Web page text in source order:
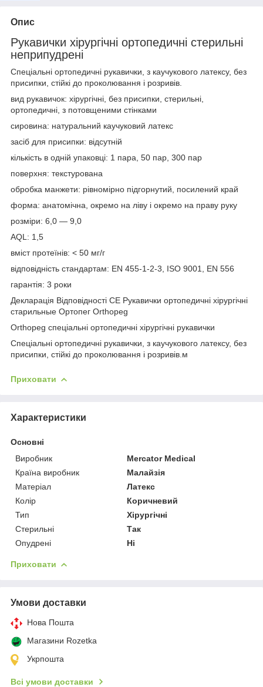
Опис
Рукавички хірургічні ортопедичні стерильні
неприпудрені
Спеціальні ортопедичні рукавички, з каучукового латексу, без
присипки, стійкі до проколювання і розривів.
вид рукавичок: хірургічні, без присипки, стерильні,
ортопедичні, з потовщеними стінками
сировина: натуральний каучуковий латекс
засіб для присипки: відсутній
кількість в одній упаковці: 1 пара, 50 пар, 300 пар
поверхня: текстурована
обробка манжети: рівномірно підгорнутий, посилений край
форма: анатомічна, окремо на ліву і окремо на праву руку
розміри: 6,0 — 9,0
AQL: 1,5
вміст протеїнів: < 50 мг/г
відповідність стандартам: EN 455-1-2-3, ISO 9001, EN 556
гарантія: 3 роки
Декларація Відповідності СЕ Рукавички ортопедичні хірургічні
старильные Ортопег Orthopeg
Orthopeg спеціальні ортопедичні хірургічні рукавички
Спеціальні ортопедичні рукавички, з каучукового латексу, без
присипки, стійкі до проколювання і розривів.м
Приховати
Характеристики
Основні
Виробник
Mercator Medical
Країна виробник
Малайзія
Матеріал
Латекс
Колір
Коричневий
Тип
Хірургічні
Стерильні
Так
Опудрені
Ні
Приховати
Умови доставки
Нова Пошта
Магазини Rozetka
Укрпошта
Всі умови доставки